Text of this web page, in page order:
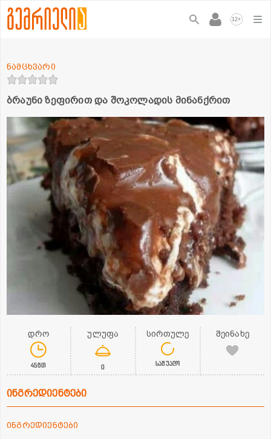
12+
ბრაუნი ზეფირით და შოკოლადის მინანქრით
ნამცხვარი
დრო
45წთ
ულუფა
0
სირთულე
საშუალო
შეინახე
ინგრედიენტები
ინგრედიენტები